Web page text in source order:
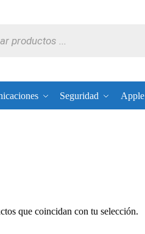
Seguridad Apple
que coincidan con tu selección.